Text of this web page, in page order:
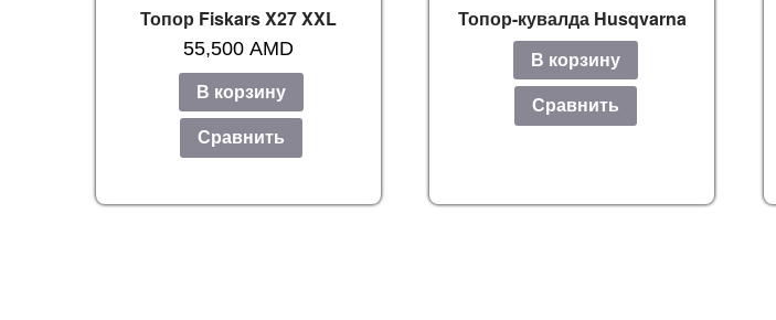
Топор Fiskars X27 XXL
55,500 AMD
В корзину
Сравнить
Топор-кувалда Husqvarna
В корзину
Сравнить